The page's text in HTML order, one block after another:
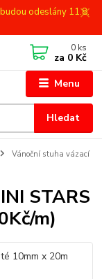
odeslány 11.8.
Menu
Hledat
0 ks
za 0 Kč
Vánoční stuha vázací
STARS
m)